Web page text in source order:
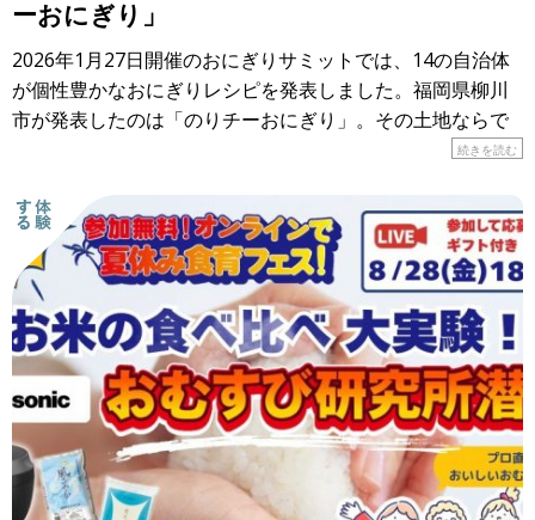
ーおにぎり」
2026年1月27日開催のおにぎりサミットでは、14の自治体
が個性豊かなおにぎりレシピを発表しました。福岡県柳川
市が発表したのは「のりチーおにぎり」。その土地ならで
はの食材や工夫に注目しながら、レシピを紹介します。 &n
続きを読む